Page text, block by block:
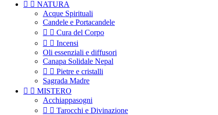
  NATURA
Acque Spirituali
Candele e Portacandele
  Cura del Corpo
  Incensi
Oli essenziali e diffusori
Canapa Solidale Nepal
  Pietre e cristalli
Sagrada Madre
  MISTERO
Acchiappasogni
  Tarocchi e Divinazione